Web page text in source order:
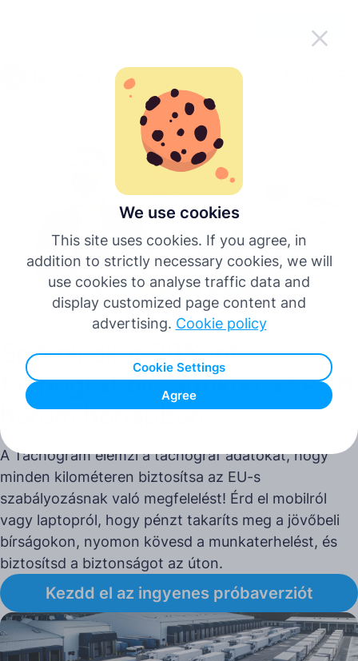
We use cookies
This site uses cookies. If you agree, in
addition to strictly necessary cookies, we will
use cookies to analyse traffic data and
display customized page content and
advertising. Cookie policy
Cookie Settings
Agree
Français
Italiano
Spórolj akár 20%-ot
tachográf bírságokon az első
három hónapban
A Tachogram elemzi a tachográf adatokat, hogy
minden kilométeren biztosítsa az EU-s
szabályozásnak való megfelelést! Érd el mobilról
vagy laptopról, hogy pénzt takaríts meg a jövőbeli
bírságokon, nyomon kövesd a munkaterhelést, és
biztosítsd a biztonságot az úton.
Kezdd el az ingyenes próbaverziót